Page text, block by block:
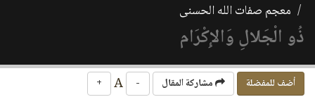
معجم صفات الله الحسنى
ذُو الْجَلالِ وَالإِكْرَام
أضف للمفضلة مشاركة المقال -
+